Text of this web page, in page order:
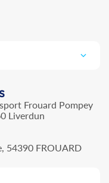
Frouard Pompey
Liverdun
54390 FROUARD